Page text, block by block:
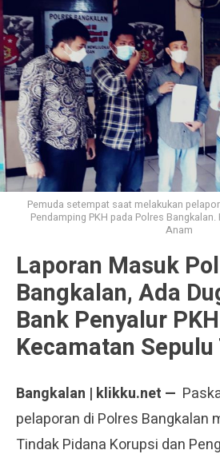
Pemuda setempat saat melakukan
Pendamping PKH pada Polres
Anam
Laporan Masuk
Bangkalan, Ada
Bank Penyalur PKH
Kecamatan
Bangkalan | klikku.net —
pelaporan di Polres Bangkalan
Tindak Pidana Korupsi dan